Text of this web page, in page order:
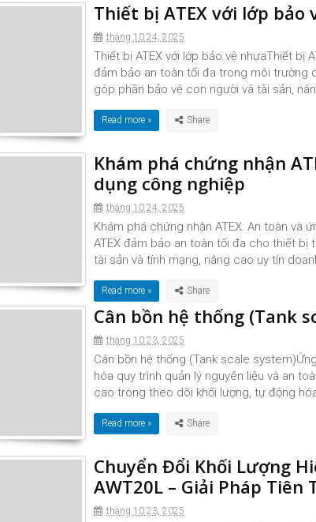
Thiết bị ATEX với lớp bảo
tháng 10 24, 2025
Thiết bị ATEX với lớp bảo vệ nhựaThiết bị
đảm bảo an toàn tối đa trong môi trường
góp phần bảo vệ con người và tài sản,
Read more »
Khám phá chứng nhận
dụng công nghiệp
tháng 10 24, 2025
Khám phá chứng nhận ATEX: An toàn và
ATEX đảm bảo an toàn tối đa cho thiết bị
tài sản và tính mạng, nâng cao uy tín
Read more »
Cân bồn hệ thống (Tank
tháng 10 23, 2025
Cân bồn hệ thống (Tank scale
hóa quy trình quản lý nguyên liệu và an
cao trong theo dõi khối lượng, tự động
Read more »
Chuyển Đổi Khối Lượng
AWT20L – Giải Pháp Tiên
tháng 10 23, 2025